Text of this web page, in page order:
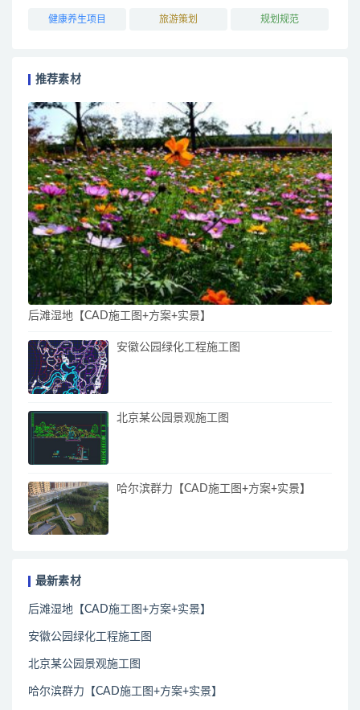
健康养生项目 旅游策划 规划规范
推荐素材
后滩湿地【CAD施工图+方案+实景】
安徽公园绿化工程施工图
北京某公园景观施工图
哈尔滨群力【CAD施工图+方案+实景】
最新素材
后滩湿地【CAD施工图+方案+实景】
安徽公园绿化工程施工图
北京某公园景观施工图
哈尔滨群力【CAD施工图+方案+实景】